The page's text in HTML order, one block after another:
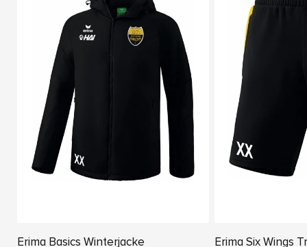
Erima Basics Winterjacke Erima Six Wings